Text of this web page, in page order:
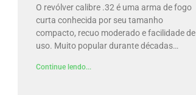
O revólver calibre .32 é uma arma de fogo
curta conhecida por seu tamanho
compacto, recuo moderado e facilidade de
uso. Muito popular durante décadas…
Continue lendo...